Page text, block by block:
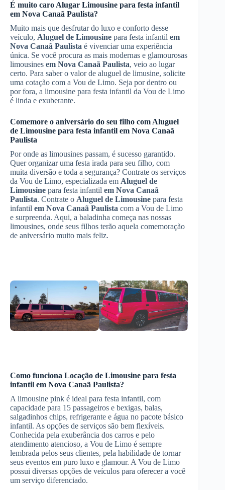
É muito caro Alugar Limousine para festa infantil
em Nova Canaã Paulista?
Muito mais que desfrutar do luxo e conforto desse
veículo, Aluguel de Limousine para festa infantil em
Nova Canaã Paulista é vivenciar uma experiência
única. Se você procura as mais modernas e glamourosas
limousines em Nova Canaã Paulista, veio ao lugar
certo. Para saber o valor de aluguel de limusine, solicite
uma cotação com a Vou de Limo. Seja por dentro ou
por fora, a limousine para festa infantil da Vou de Limo
é linda e exuberante.
Comemore o aniversário do seu filho com Aluguel
de Limousine para festa infantil em Nova Canaã
Paulista
Por onde as limousines passam, é sucesso garantido.
Quer organizar uma festa irada para seu filho, com
muita diversão e toda a segurança? Contrate os serviços
da Vou de Limo, especializada em Aluguel de
Limousine para festa infantil em Nova Canaã
Paulista. Contrate o Aluguel de Limousine para festa
infantil em Nova Canaã Paulista com a Vou de Limo
e surpreenda. Aqui, a baladinha começa nas nossas
limousines, onde seus filhos terão aquela comemoração
de aniversário muito mais feliz.
Como funciona Locação de Limousine para festa
infantil em Nova Canaã Paulista?
A limousine pink é ideal para festa infantil, com
capacidade para 15 passageiros e bexigas, balas,
salgadinhos chips, refrigerante e água no pacote básico
infantil. As opções de serviços são bem flexíveis.
Conhecida pela exuberância dos carros e pelo
atendimento atencioso, a Vou de Limo é sempre
lembrada pelos seus clientes, pela habilidade de tornar
seus eventos em puro luxo e glamour. A Vou de Limo
possui diversas opções de veículos para oferecer a você
um serviço diferenciado.